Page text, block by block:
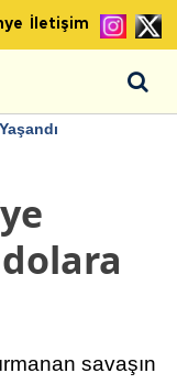
İletişim
savaşın